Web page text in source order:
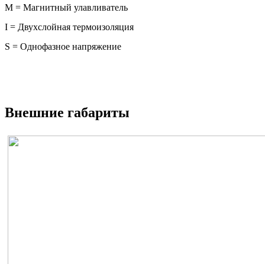
М = Магнитный улавливатель
I = Двухслойная термоизоляция
S = Однофазное напряжение
Внешние габариты